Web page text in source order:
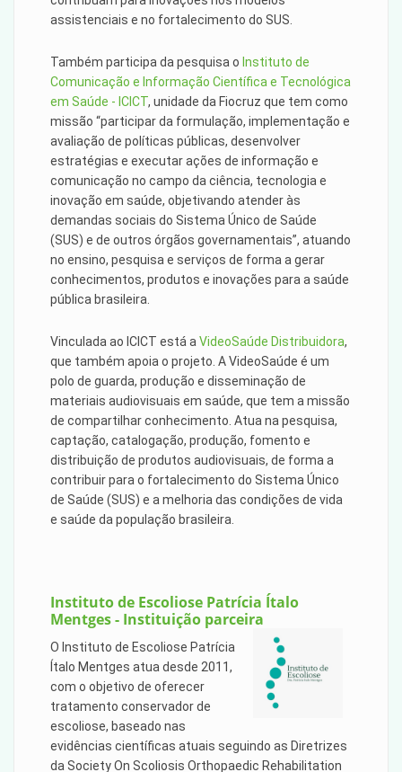
assistenciais e no fortalecimento do SUS.
Também participa da pesquisa o Instituto de
Comunicação e Informação Científica e Tecnológica
em Saúde - ICICT, unidade da Fiocruz que tem como
missão “participar da formulação, implementação e
avaliação de políticas públicas, desenvolver
estratégias e executar ações de informação e
comunicação no campo da ciência, tecnologia e
inovação em saúde, objetivando atender às
demandas sociais do Sistema Único de Saúde
(SUS) e de outros órgãos governamentais”, atuando
no ensino, pesquisa e serviços de forma a gerar
conhecimentos, produtos e inovações para a saúde
pública brasileira.
Vinculada ao ICICT está a VideoSaúde Distribuidora,
que também apoia o projeto. A VideoSaúde é um
polo de guarda, produção e disseminação de
materiais audiovisuais em saúde, que tem a missão
de compartilhar conhecimento. Atua na pesquisa,
captação, catalogação, produção, fomento e
distribuição de produtos audiovisuais, de forma a
contribuir para o fortalecimento do Sistema Único
de Saúde (SUS) e a melhoria das condições de vida
e saúde da população brasileira.
Instituto de Escoliose Patrícia Ítalo
Mentges - Instituição parceira
O Instituto de Escoliose Patrícia
Ítalo Mentges atua desde 2011,
com o objetivo de oferecer
tratamento conservador de
escoliose, baseado nas
evidências científicas atuais seguindo as Diretrizes
da Society On Scoliosis Orthopaedic Rehabilitation